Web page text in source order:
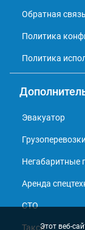
Обратная связь
Политика
Политика
Эвакуатор
Грузоперевозки
Негабаритные
Аренда
СТО
ТаксиЭтот веб-